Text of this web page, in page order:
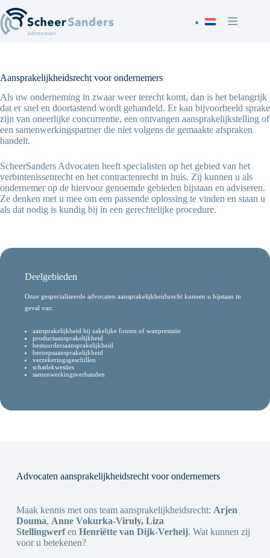
to
content
Aansprakelijkheidsrecht voor ondernemers
Als uw onderneming in zwaar weer terecht komt, dan is het belangrijk
dat er snel en doortastend wordt gehandeld. Er kan bijvoorbeeld sprake
zijn van oneerlijke concurrentie, een ontvangen aansprakelijkstelling of
een samenwerkingspartner die niet volgens de gemaakte afspraken
handelt.
ScheerSanders Advocaten heeft specialisten op het gebied van het
verbintenissenrecht en het contractenrecht in huis. Zij kunnen u als
ondernemer op de hiervoor genoemde gebieden bijstaan en adviseren.
Ze denken met u mee om een passende oplossing te vinden en staan u
als dat nodig is kundig bij in een gerechtelijke procedure.
Deelgebieden
Onze gespecialiseerde advocaten aansprakelijkheidsrecht kunnen u bijstaan in
geval van:
aansprakelijkheid bij zakelijke fouten of wanprestatie
productaansprakelijkheid
bestuurdersaansprakelijkheid
beroepsaansprakelijkheid
verzekeringsgeschillen
schadekwesties
samenwerkingsverbanden
Advocaten aansprakelijkheidsrecht voor ondernemers
Maak kennis met ons team aansprakelijkheidsrecht: Arjen
Douma, Anne Vokurka-Viruly, Liza
Stellingwerfen Henriëtte van Dijk-Verheij. Wat kunnen zij
voor u betekenen?